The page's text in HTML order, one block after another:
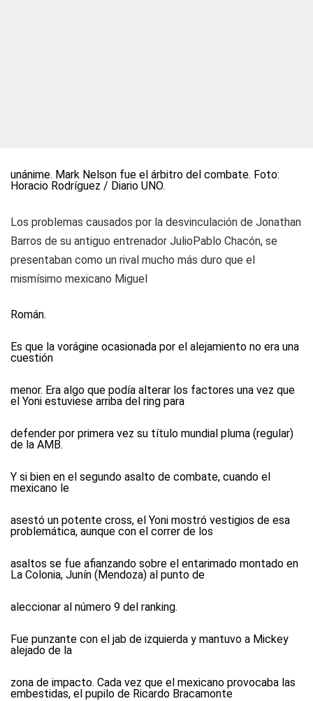
unánime. Mark Nelson fue el árbitro del combate. Foto:
Horacio Rodríguez / Diario UNO.
Los problemas causados por la desvinculación de Jonathan
Barros de su antiguo entrenador JulioPablo Chacón, se
presentaban como un rival mucho más duro que el
mismísimo mexicano Miguel
Román.
Es que la vorágine ocasionada por el alejamiento no era una
cuestión
menor. Era algo que podía alterar los factores una vez que
el Yoni estuviese arriba del ring para
defender por primera vez su título mundial pluma (regular)
de la AMB.
Y si bien en el segundo asalto de combate, cuando el
mexicano le
asestó un potente cross, el Yoni mostró vestigios de esa
problemática, aunque con el correr de los
asaltos se fue afianzando sobre el entarimado montado en
La Colonia, Junín (Mendoza) al punto de
aleccionar al número 9 del ranking.
Fue punzante con el jab de izquierda y mantuvo a Mickey
alejado de la
zona de impacto. Cada vez que el mexicano provocaba las
embestidas, el pupilo de Ricardo Bracamonte